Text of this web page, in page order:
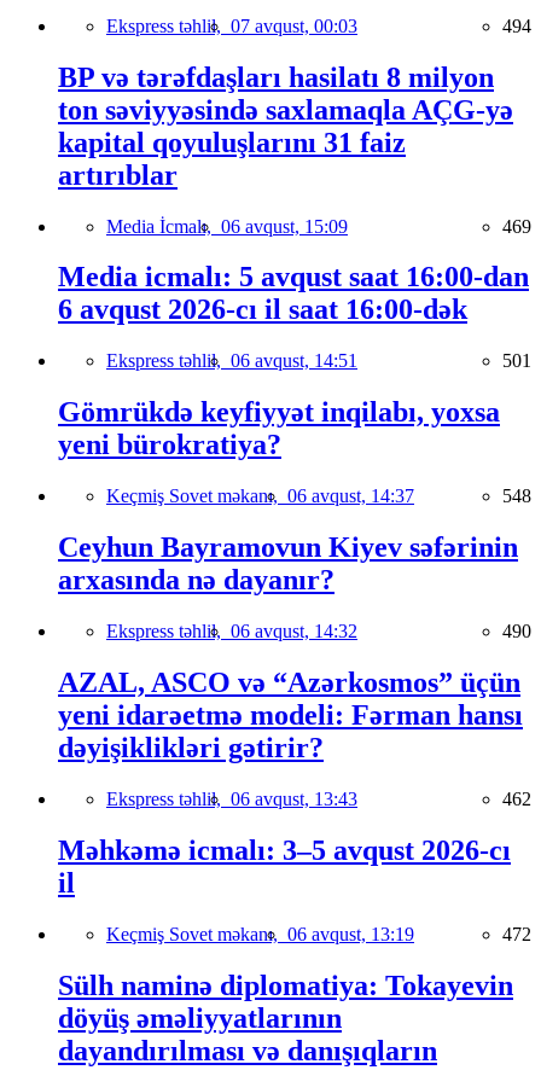
Ekspress təhlil, 07 avqust, 00:03 494
BP və tərəfdaşları hasilatı 8 milyon
ton səviyyəsində saxlamaqla AÇG-yə
kapital qoyuluşlarını 31 faiz
artırıblar
Media İcmalı, 06 avqust, 15:09 469
Media icmalı: 5 avqust saat 16:00-dan
6 avqust 2026-cı il saat 16:00-dək
Ekspress təhlil, 06 avqust, 14:51 501
Gömrükdə keyfiyyət inqilabı, yoxsa
yeni bürokratiya?
Keçmiş Sovet məkanı, 06 avqust, 14:37 548
Ceyhun Bayramovun Kiyev səfərinin
arxasında nə dayanır?
Ekspress təhlil, 06 avqust, 14:32 490
AZAL, ASCO və “Azərkosmos” üçün
yeni idarəetmə modeli: Fərman hansı
dəyişiklikləri gətirir?
Ekspress təhlil, 06 avqust, 13:43 462
Məhkəmə icmalı: 3–5 avqust 2026-cı
il
Keçmiş Sovet məkanı, 06 avqust, 13:19 472
Sülh naminə diplomatiya: Tokayevin
döyüş əməliyyatlarının
dayandırılması və danışıqların